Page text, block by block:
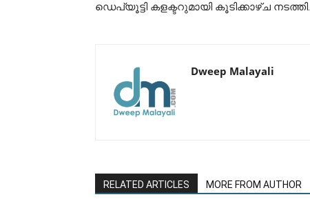
ഡെപ്യൂട്ടി കളക്ടറുമായി കൂടിക്കാഴ്ച നടത്തി.
Dweep Malayali
RELATED ARTICLES MORE FROM AUTHOR